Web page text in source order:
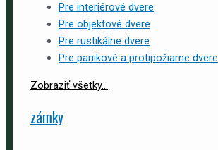
Pre interiérové dvere
Pre objektové dvere
Pre rustikálne dvere
Pre panikové a protipožiarne dvere
Zobraziť všetky...
zámky